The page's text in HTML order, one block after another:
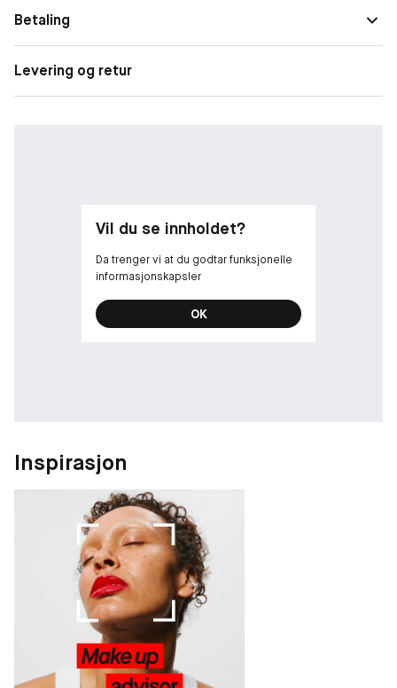
Betaling
Levering og retur
Vil du se innholdet?
Da trenger vi at du godtar funksjonelle
informasjonskapsler
OK
Inspirasjon